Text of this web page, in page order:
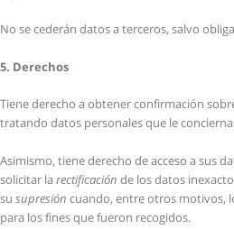
No se cederán datos a terceros, salvo
5. Derechos
Tiene derecho a obtener confirmación
tratando datos personales que le
Asimismo, tiene derecho de acceso a sus
solicitar la rectificación de los datos
su supresión cuando, entre otros motivos,
para los fines que fueron recogidos.